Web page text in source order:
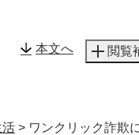
本文へ 閲覧
活 > ワンクリック詐欺